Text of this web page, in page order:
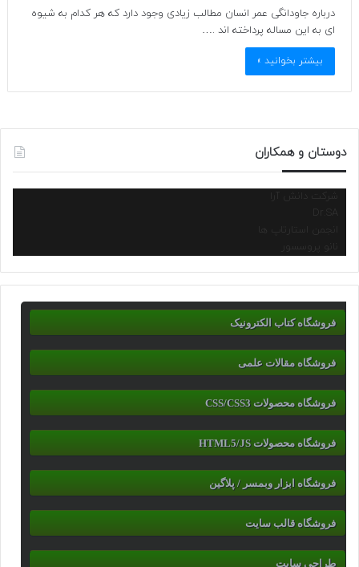
درباره جاودانگی عمر انسان مطالب زیادی وجود دارد که هر کدام به شیوه
ای به این مساله پرداخته اند .…
بیشتر بخوانید »
دوستان و همکاران
شرکت دانش آرا
انجمن استارتاپ ها
نانو پروسسور
فروشگاه کتاب الکترونیک
فروشگاه مقالات علمی
فروشگاه محصولات CSS/CSS3
فروشگاه محصولات HTML5/JS
فروشگاه ابزار وبمسر / پلاگین
فروشگاه قالب سایت
طراحی سایت